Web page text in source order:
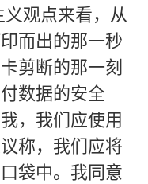
观点来看，从
而出的那一秒
剪断的那一刻
数据的安全
，我们应使用
称，我们应将
袋中。我同意